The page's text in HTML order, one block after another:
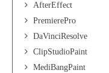
AfterEffect
PremierePro
DaVinciResolve
ClipStudioPaint
MediBangPaint